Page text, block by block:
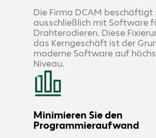
Die Firma DCAM beschäftigt
ausschließlich mit Software
Drahterodieren. Diese
das Kerngeschäft ist der
moderne Software auf
Niveau.
Minimieren Sie den
Programmieraufwand